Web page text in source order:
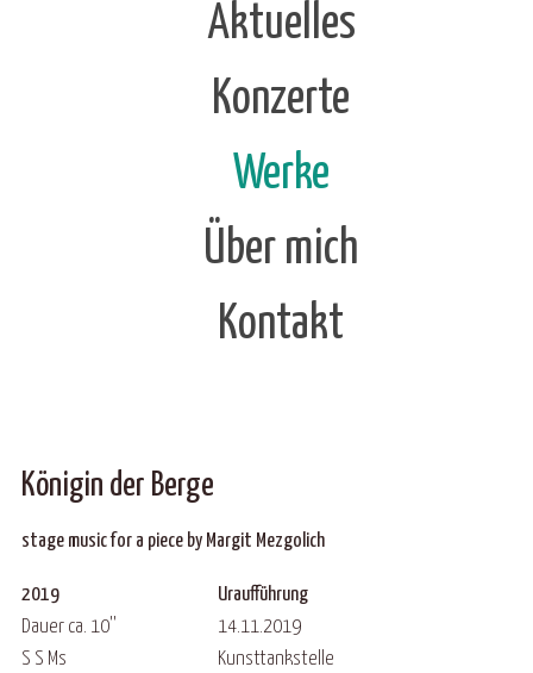
Aktuelles
Konzerte
Werke
Über mich
Kontakt
Königin der Berge
stage music for a piece by Margit Mezgolich
2019
Dauer ca. 10''
S S Ms
Uraufführung
14.11.2019
Kunsttankstelle